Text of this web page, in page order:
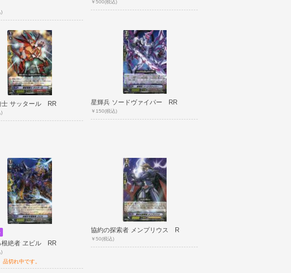
)
￥500(税込)
士 サッタール RR
)
星輝兵 ソードヴァイパー RR
￥150(税込)
根絶者 ヱビル RR
)
品切れ中です。
協約の探索者 メンプリウス R
￥50(税込)